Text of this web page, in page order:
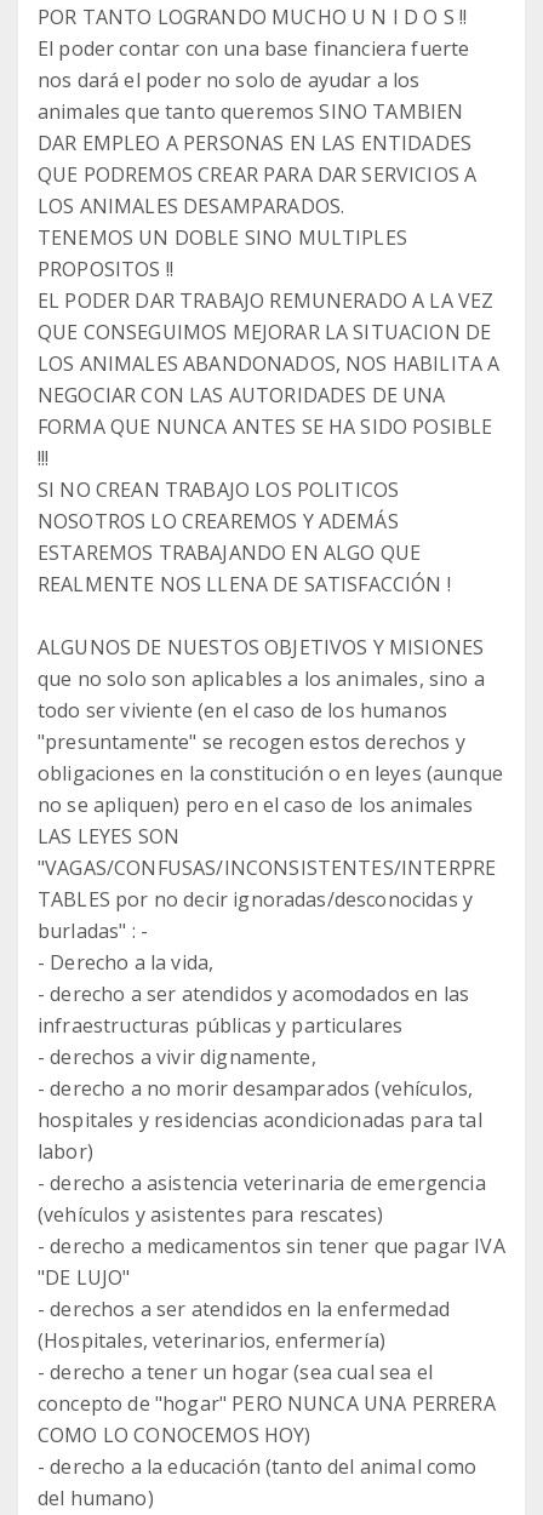
POR TANTO LOGRANDO MUCHO U N I D O S !!
El poder contar con una base financiera fuerte
nos dará el poder no solo de ayudar a los
animales que tanto queremos SINO TAMBIEN
DAR EMPLEO A PERSONAS EN LAS ENTIDADES
QUE PODREMOS CREAR PARA DAR SERVICIOS A
LOS ANIMALES DESAMPARADOS.
TENEMOS UN DOBLE SINO MULTIPLES
PROPOSITOS !!
EL PODER DAR TRABAJO REMUNERADO A LA VEZ
QUE CONSEGUIMOS MEJORAR LA SITUACION DE
LOS ANIMALES ABANDONADOS, NOS HABILITA A
NEGOCIAR CON LAS AUTORIDADES DE UNA
FORMA QUE NUNCA ANTES SE HA SIDO POSIBLE
!!!
SI NO CREAN TRABAJO LOS POLITICOS
NOSOTROS LO CREAREMOS Y ADEMÁS
ESTAREMOS TRABAJANDO EN ALGO QUE
REALMENTE NOS LLENA DE SATISFACCIÓN !
ALGUNOS DE NUESTOS OBJETIVOS Y MISIONES
que no solo son aplicables a los animales, sino a
todo ser viviente (en el caso de los humanos
"presuntamente" se recogen estos derechos y
obligaciones en la constitución o en leyes (aunque
no se apliquen) pero en el caso de los animales
LAS LEYES SON
"VAGAS/CONFUSAS/INCONSISTENTES/INTERPRE
TABLES por no decir ignoradas/desconocidas y
burladas" : -
- Derecho a la vida,
- derecho a ser atendidos y acomodados en las
infraestructuras públicas y particulares
- derechos a vivir dignamente,
- derecho a no morir desamparados (vehículos,
hospitales y residencias acondicionadas para tal
labor)
- derecho a asistencia veterinaria de emergencia
(vehículos y asistentes para rescates)
- derecho a medicamentos sin tener que pagar IVA
"DE LUJO"
- derechos a ser atendidos en la enfermedad
(Hospitales, veterinarios, enfermería)
- derecho a tener un hogar (sea cual sea el
concepto de "hogar" PERO NUNCA UNA PERRERA
COMO LO CONOCEMOS HOY)
- derecho a la educación (tanto del animal como
del humano)